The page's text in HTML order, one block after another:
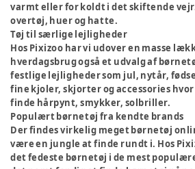
varmt eller for koldt i det skiftende
overtøj, huer og hatte.
Tøj til særlige lejligheder
Hos Pixizoo har vi udover en masse
hverdagsbrug også et udvalg af
festlige lejligheder som jul, nytår,
fine kjoler, skjorter og accessories
finde hårpynt, smykker, solbriller.
Populært børnetøj fra kendte brands
Der findes virkelig meget børnetøj
være en jungle at finde rundt i. Hos
det fedeste børnetøj i de mest